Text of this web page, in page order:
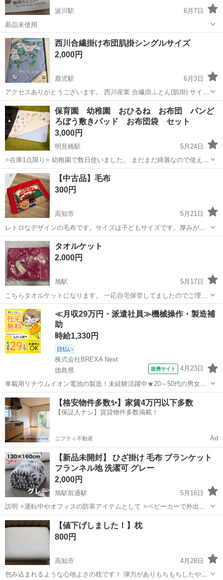
波川駅
6月7日
新品未使用
高知 土佐市 波川駅 寝具 新品
西川合繊掛け布団肌掛シングルサイズ
2,000円
鹿児駅
6月3日
アクセスありがとうございます。 西川産業 合繊掛ふとん(肌掛) サイズ
140×160cm ★素材画像参照して下さい。 表生地パイル綿100% 裏生地
綿100% 中わたポリエステル 徳島の結婚式返礼品 画像４〜5枚目は
使...
高知 高知市 鹿児駅 寝具
保育園 幼稚園 おひるね お布団 パンど
ろぼう敷きパッド お布団袋 セット
3,000円
明見橋駅
5月24日
⭐️在庫1点限り⭐️ 幼稚園で数日使いました。 まだまだ綺麗なので使えま
す！ パンどろぼう敷きパッドは、夏に涼しい接触冷感です。 サイズは
70×120cm ❤️安心してお取引していただけるよう 疑問点・ご要望どん
どん...
高知 高知市 明見橋駅 寝具
【中古品】毛布
300円
高知市
5月21日
レトロなデザインの毛布です。サイズは子どもサイズです。厚みがあ
り暖かいです。ペットちゃんの寝床毛布にも良さそうです。 サイズ:横
98cm×縦140cm(素人採寸なので多少のズレあります) 状態:明らかな汚
れや破れ等はありま...
高知 高知市 毛布
タオルケット
2,000円
旭駅
5月17日
こちらタオルケットになります。 一応自宅保管してましたのでご理解
よろしくお願いします🙇‍♀️
高知 高知市 旭駅 寝具 よろしくお願いします
≪月収29万円・派遣社員≫機械操作・製造補
助
時給1,330円
日払い
株式会社BREXA Next
徳島県
提携サイト 4月23日
車載用リチウムイオン電池の製造！未経験活躍中★20～50代の男女活
躍中！寮費無料★備品付き1R寮完備！自宅からマイカー通勤OK！無料
駐車場完備◎正社員登用制度あり！《徳島県板野郡松茂町》 人気の工
場のお仕事 ◇車載用リチウ...
徳島 その他
【格安物件多数✨】家賃4万円以下多数
【保証人ナシ】賃貸物件多数掲載！
ニフティ不動産 Ad
【新品未開封】 ひざ掛け 毛布 ブランケット
フランネル地 洗濯可 グレー
2,000円
旭駅前通駅
5月16日
説明 ⭐️運転中やオフィスの防寒アイテムとして ⭐️ベビーカーで外出す
る用に ⭐️おうちリラックスアイテムとして ※未開封のため、かなり圧
縮されています。 ご了承ください。 ••✼••┈┈┈商品説明┈┈┈••✼••
高知 高知市 旭駅前通駅 寝具 毛布
【値下げしました！】枕
800円
高知市
4月28日
包み込まれるような心地よさの枕です！ 弾力がありもちもちしたやわ